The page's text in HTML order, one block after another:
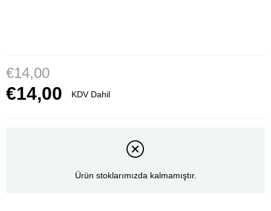
€14,00
KDV Dahil
€14,00
Ürün stoklarımızda kalmamıştır.